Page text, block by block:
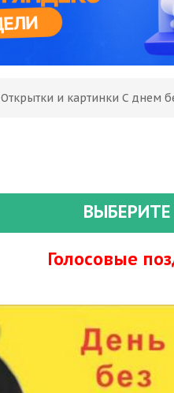
Открытки и картинки С днем
Голосовые